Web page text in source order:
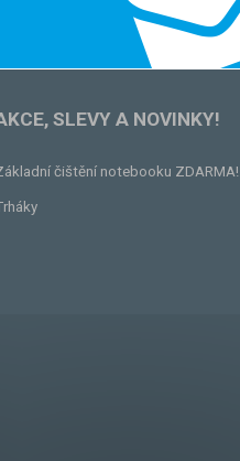
SLEVY A NOVINKY!
čištění notebooku ZDARMA!